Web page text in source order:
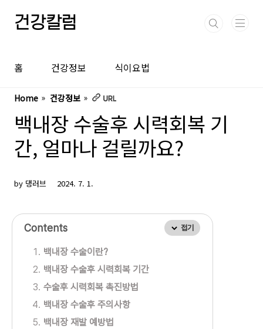
건강칼럼
홈 건강정보 식이요법
Home 건강정보
백내장 수술후 시력회복 기
간, 얼마나 걸릴까요?
by 댕러브 2024. 7. 1.
Contents 접기
백내장 수술이란?
백내장 수술후 시력회복 기간
수술후 시력회복 촉진방법
백내장 수술후 주의사항
백내장 재발 예방법